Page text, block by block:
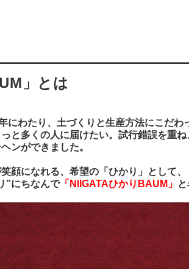
」とは
にわたり、土づくりと生産方法にこだわ
と多くの人に届けたい。試行錯誤を重ね
ンができました。
顔になれる、希望の「ひかり」として、
”にちなんで「NIIGATAひかりBAUM」